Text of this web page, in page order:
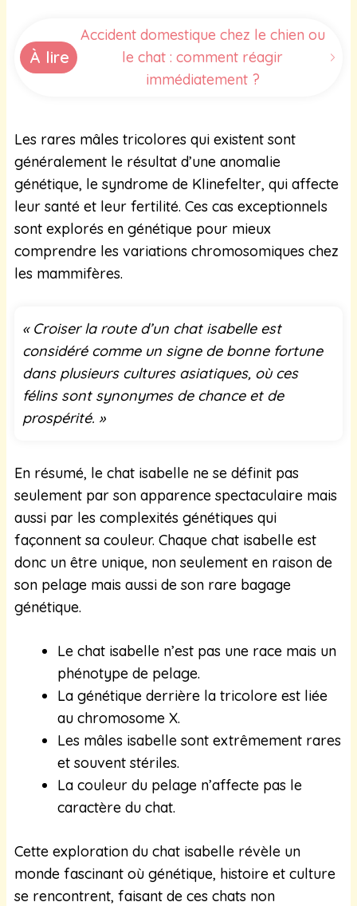
À lire
Accident domestique chez le chien ou
le chat : comment réagir
immédiatement ?
Les rares mâles tricolores qui existent sont
généralement le résultat d’une anomalie
génétique, le syndrome de Klinefelter, qui affecte
leur santé et leur fertilité. Ces cas exceptionnels
sont explorés en génétique pour mieux
comprendre les variations chromosomiques chez
les mammifères.
« Croiser la route d’un chat isabelle est
considéré comme un signe de bonne fortune
dans plusieurs cultures asiatiques, où ces
félins sont synonymes de chance et de
prospérité. »
En résumé, le chat isabelle ne se définit pas
seulement par son apparence spectaculaire mais
aussi par les complexités génétiques qui
façonnent sa couleur. Chaque chat isabelle est
donc un être unique, non seulement en raison de
son pelage mais aussi de son rare bagage
génétique.
Le chat isabelle n’est pas une race mais un
phénotype de pelage.
La génétique derrière la tricolore est liée
au chromosome X.
Les mâles isabelle sont extrêmement rares
et souvent stériles.
La couleur du pelage n’affecte pas le
caractère du chat.
Cette exploration du chat isabelle révèle un
monde fascinant où génétique, histoire et culture
se rencontrent, faisant de ces chats non